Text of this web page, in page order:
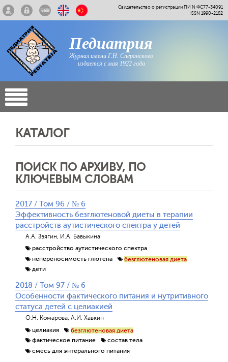
Свидетельство о регистрации ПИ N ФС77-34091
ISSN 1990-2182
Педиатрия
Журнал имени Г.Н. Сперанского
издается с мая 1922 года
КАТАЛОГ
ПОИСК ПО АРХИВУ, ПО
КЛЮЧЕВЫМ СЛОВАМ
2017 / Том 96 / № 6
Эффективность безглютеновой диеты в терапии
расстройств аутистического спектра у детей
А.А. Звягин, И.А. Бавыкина
расстройство аутистического спектра
непереносимость глютена
безглютеновая диета
дети
2018 / Том 97 / № 6
Особенности фактического питания и нутритивного
статуса детей с целиакией
О.Н. Комарова, А.И. Хавкин
целиакия
безглютеновая диета
фактическое питание
состав тела
смесь для энтерального питания